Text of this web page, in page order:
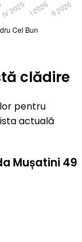
clădire
pentru
actuală
Mușatini 49